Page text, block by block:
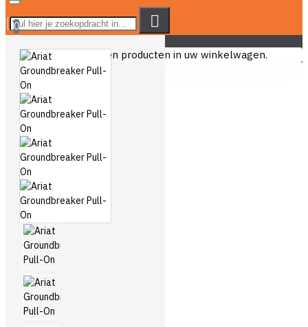
0
U heeft nog geen producten in uw winkelwagen.